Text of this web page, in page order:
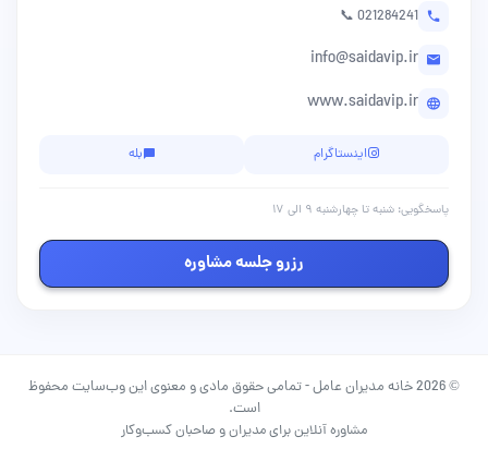
📞 021284241
info@saidavip.ir
www.saidavip.ir
اینستاگرام بله
پاسخگویی: شنبه تا چهارشنبه ۹ الی ۱۷
رزرو جلسه مشاوره
© 2026 خانه مدیران عامل - تمامی حقوق مادی و معنوی این وب‌سایت محفوظ
است.
مشاوره آنلاین برای مدیران و صاحبان کسب‌وکار